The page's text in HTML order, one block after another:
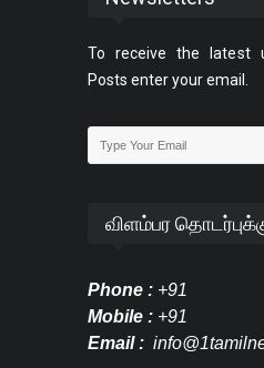
To receive the latest
Posts enter your email.
விளம்பர
Phone : +91
Mobile : +91
Email :